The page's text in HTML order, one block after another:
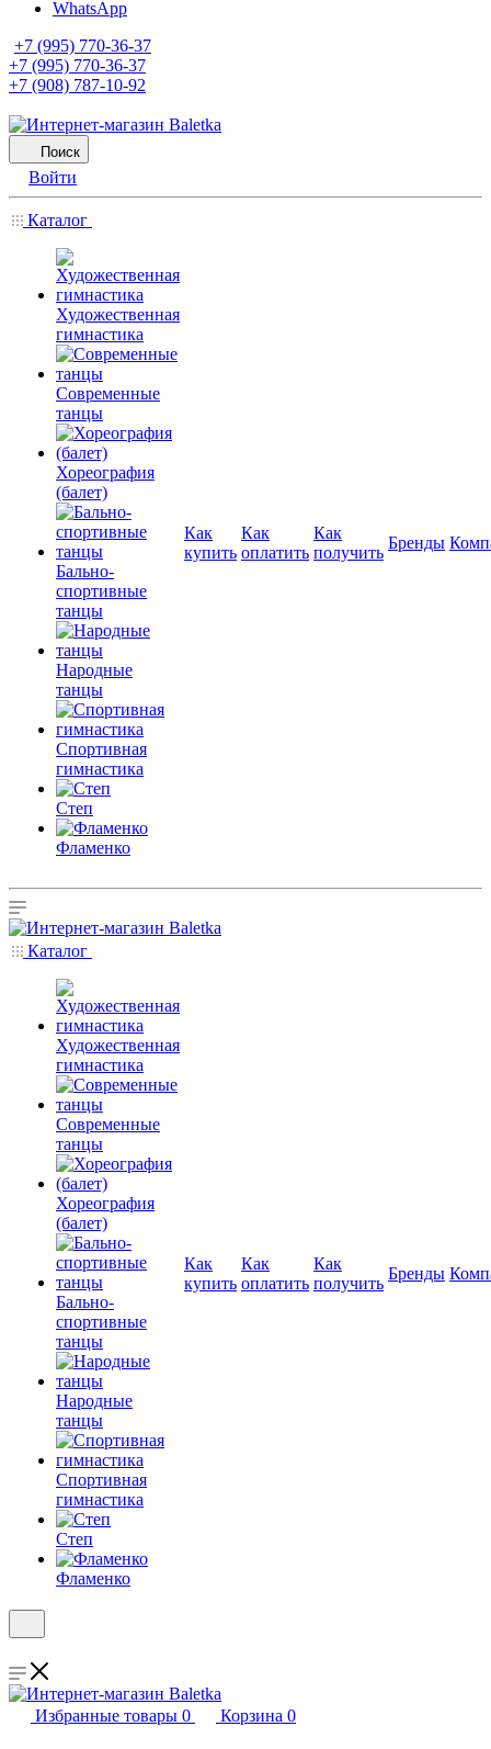
WhatsApp
+7 (995) 770-36-37
+7 (995) 770-36-37
+7 (908) 787-10-92
Поиск
Войти
Каталог
Художественная
гимнастика
Современные
танцы
Хореография
(балет)
Бально-
спортивные
танцы
Народные
танцы
Спортивная
гимнастика
Степ
Фламенко
Как
купить
Как
оплатить
Как
получить
Бренды
Каталог
Художественная
гимнастика
Современные
танцы
Хореография
(балет)
Бально-
спортивные
танцы
Народные
танцы
Спортивная
гимнастика
Степ
Фламенко
Как
купить
Как
оплатить
Как
получить
Бренды
Избранные товары 0 Корзина 0